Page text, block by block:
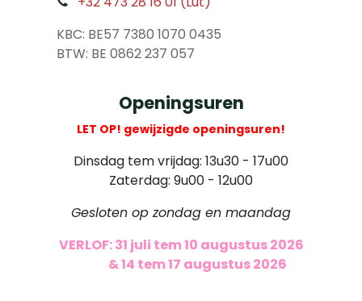
KBC: BE57 7380 1070 0435
​ BTW: BE 0862 237 057
Openingsuren
LET OP! gewijzigde openingsuren!
Dinsdag tem vrijdag: 13u30 - 17u00
Zaterdag: 9u00 - 12u00
Gesloten op zondag en maandag
VERLOF: 31 juli tem 10 augustus 2026
& 14 tem 17 augustus 2026